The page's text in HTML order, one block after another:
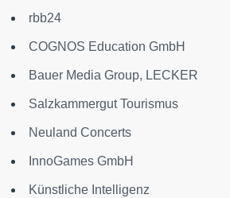
rbb24
COGNOS Education GmbH
Bauer Media Group, LECKER
Salzkammergut Tourismus
Neuland Concerts
InnoGames GmbH
Künstliche Intelligenz